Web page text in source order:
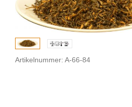
Artikelnummer: A-66-84